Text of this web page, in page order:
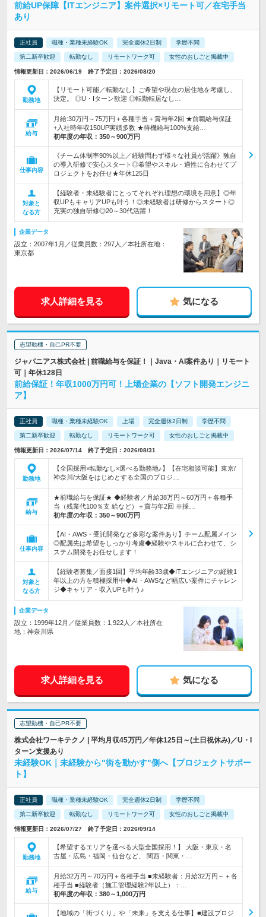
前給UP保障【ITエンジニア】案件選択×リモート可／在宅手当
あり
正社員 職種・業種未経験OK 完全週休2日制 学歴不問
第二新卒歓迎 転勤なし リモートワーク可 女性のおしごと掲載中
情報更新日：2026/06/19 終了予定日：2026/08/20
勤務地
【リモート可能／転勤なし】ご希望や現在の居住地を考慮し、
決定。 ◎U・Iターン歓迎 ◎転勤転居なし…
給与
月給:30万円～75万円＋各種手当＋賞与年2回 ★前職給与保証
+入社時年収150UP実績多数 ★待機給与100%支給…
初年度の年収： 350～900万円
仕事内容
《チーム体制率90%以上／経験問わず様々な社員が活躍》独自
の導入研修で安心スタート◎希望やスキル・適性に合わせてプ
ロジェクトをお任せ★年休125日
対象と
なる方
【経験者・未経験者にとってそれぞれ理想の環境を用意】◎年
収UPもキャリアUPも叶う！◎未経験者は研修からスタート◎
充実の独自研修◎20～30代活躍！
企業データ
設立：2007年1月／従業員数：297人／本社所在地：
東京都
求人詳細を見る 気になる
志望動機・自己PR不要
ジャパニアス株式会社 | 前職給与を保証！｜Java・AI案件あり｜リモート
可｜年休128日
前給保証！年収1000万円可！上場企業の【ソフト開発エンジニ
ア】
正社員 職種・業種未経験OK 上場 完全週休2日制 学歴不問
第二新卒歓迎 転勤なし リモートワーク可 女性のおしごと掲載中
情報更新日：2026/07/14 終了予定日：2026/08/31
勤務地
【全国採用×転勤なし×選べる勤務地♪】【在宅相談可能】東京/
神奈川/大阪をはじめとする全国のプロジ…
給与
★前職給与を保証★ ◆経験者／月給38万円～60万円＋各種手
当（残業代100％支 給など）＋賞与年2回 ※採…
初年度の年収： 350～900万円
仕事内容
【AI・AWS・受託開発など多彩な案件あり】チーム配属メイン
◎配属先は希望をしっかり考慮◆経験やスキルに合わせて、シ
ステム開発をお任せします！
対象と
なる方
【経験者募集／面接1回】平均年齢33歳◆ITエンジニアの経験1
年以上の方を積極採用中◆AI・AWSなど幅広い案件にチャレン
ジ◆キャリア・収入UPも叶う♪
企業データ
設立：1999年12月／従業員数：1,922人／本社所在
地：神奈川県
求人詳細を見る 気になる
志望動機・自己PR不要
株式会社ワーキテクノ | 平均月収45万円／年休125日～(土日祝休み)／U・I
ターン支援あり
未経験OK｜未経験から"街を動かす"側へ【プロジェクトサポー
ト】
正社員 職種・業種未経験OK 完全週休2日制 学歴不問
第二新卒歓迎 転勤なし リモートワーク可 女性のおしごと掲載中
情報更新日：2026/07/27 終了予定日：2026/09/14
勤務地
【希望するエリアを選べる大型全国採用！】 大阪・東京・名
古屋・広島・福岡・仙台など、 関西・関東・…
給与
月給32万円～70万円＋各種手当 ■未経験者：月給32万円～＋各
種手当 ■経験者（施工管理経験2年以上）：…
初年度の年収： 380～1,000万円
【地域の「街づくり」や「未来」を支える仕事】■建設プロジ